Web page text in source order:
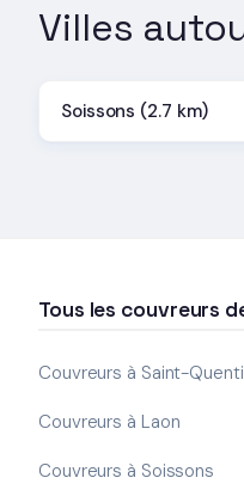
Villes
Soissons (2.7 km)
Tous les couvreurs
Couvreurs à Saint-
Couvreurs à Laon
Couvreurs à Soissons